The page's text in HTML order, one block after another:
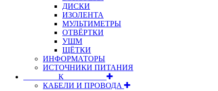
ДИСКИ
ИЗОЛЕНТА
МУЛЬТИМЕТРЫ
ОТВЁРТКИ
УШМ
ЩЁТКИ
ИНФОРМАТОРЫ
ИСТОЧНИКИ ПИТАНИЯ
⠀⠀⠀⠀⠀⠀К⠀⠀⠀⠀⠀⠀⠀
КАБЕЛИ И ПРОВОДА